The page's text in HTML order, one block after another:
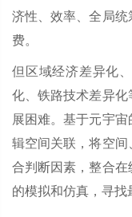
济性、效率、全局
费。
但区域经济差异化
化、铁路技术差异
展困难。基于元宇
辑空间关联，将空
合判断因素，整合在
的模拟和仿真，寻找